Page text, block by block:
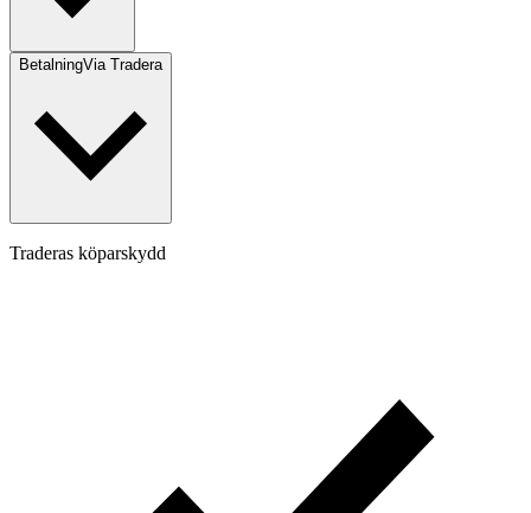
BetalningVia Tradera
Traderas köparskydd